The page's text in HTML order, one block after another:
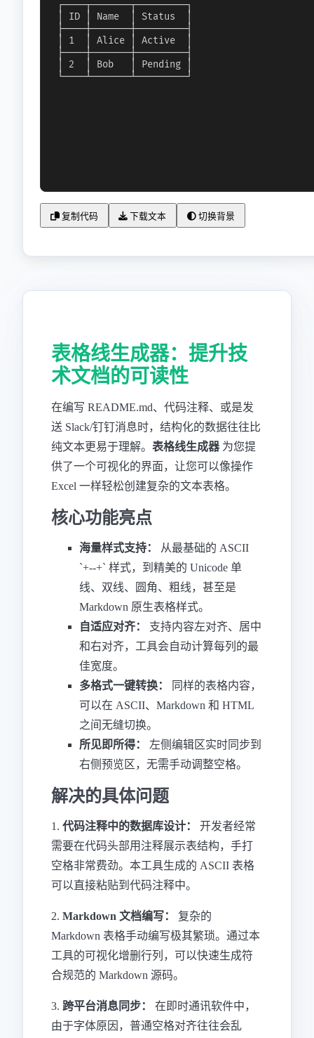
┌────┬───────┬─────────┐
│ ID │ Name  │ Status  │
├────┼───────┼─────────┤
│ 1  │ Alice │ Active  │
├────┼───────┼─────────┤
│ 2  │ Bob   │ Pending │
└────┴───────┴─────────┘
复制代码 下载文本 切换背景
表格线生成器：提升技
术文档的可读性
在编写 README.md、代码注释、或是发
送 Slack/钉钉消息时，结构化的数据往往比
纯文本更易于理解。 表格线生成器为您提
供了一个可视化的界面，让您可以像操作
Excel 一样轻松创建复杂的文本表格。
核心功能亮点
海量样式支持：
从最基础的 ASCII
`+--+` 样式，到精美的 Unicode 单
线、双线、圆角、粗线，甚至是
Markdown 原生表格样式。
自适应对齐：
支持内容左对齐、居中
和右对齐，工具会自动计算每列的最
佳宽度。
多格式一键转换：
同样的表格内容，
可以在 ASCII、Markdown 和 HTML
之间无缝切换。
所见即所得：
左侧编辑区实时同步到
右侧预览区，无需手动调整空格。
解决的具体问题
1. 代码注释中的数据库设计：
开发者经常
需要在代码头部用注释展示表结构，手打
空格非常费劲。本工具生成的 ASCII 表格
可以直接粘贴到代码注释中。
2. Markdown 文档编写：
复杂的
Markdown 表格手动编写极其繁琐。通过本
工具的可视化增删行列，可以快速生成符
合规范的 Markdown 源码。
3. 跨平台消息同步：
在即时通讯软件中，
由于字体原因，普通空格对齐往往会乱